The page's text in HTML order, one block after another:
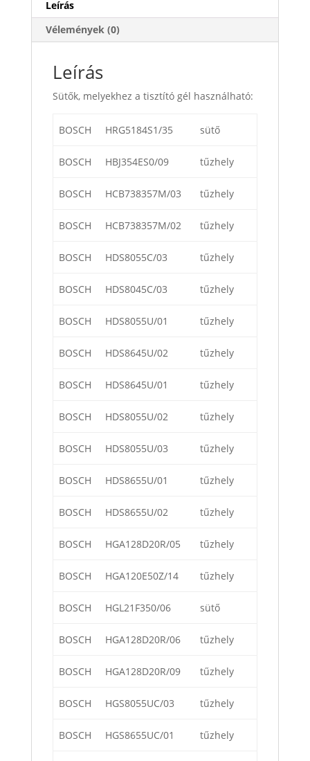
Leírás
Vélemények (0)
Leírás
Sütők, melyekhez a tisztító gél használható:
BOSCH HRG5184S1/35 sütő
BOSCH HBJ354ES0/09 tűzhely
BOSCH HCB738357M/03 tűzhely
BOSCH HCB738357M/02 tűzhely
BOSCH HDS8055C/03 tűzhely
BOSCH HDS8045C/03 tűzhely
BOSCH HDS8055U/01 tűzhely
BOSCH HDS8645U/02 tűzhely
BOSCH HDS8645U/01 tűzhely
BOSCH HDS8055U/02 tűzhely
BOSCH HDS8055U/03 tűzhely
BOSCH HDS8655U/01 tűzhely
BOSCH HDS8655U/02 tűzhely
BOSCH HGA128D20R/05 tűzhely
BOSCH HGA120E50Z/14 tűzhely
BOSCH HGL21F350/06 sütő
BOSCH HGA128D20R/06 tűzhely
BOSCH HGA128D20R/09 tűzhely
BOSCH HGS8055UC/03 tűzhely
BOSCH HGS8655UC/01 tűzhely